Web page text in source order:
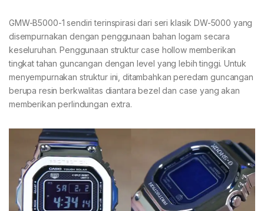
GMW-B5000-1 sendiri terinspirasi dari seri klasik DW-5000 yang
disempurnakan dengan penggunaan bahan logam secara
keseluruhan. Penggunaan struktur case hollow memberikan
tingkat tahan guncangan dengan level yang lebih tinggi. Untuk
menyempurnakan struktur ini, ditambahkan peredam guncangan
berupa resin berkwalitas diantara bezel dan case yang akan
memberikan perlindungan extra.